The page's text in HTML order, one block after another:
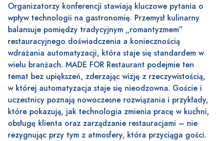
Organizatorzy konferencji stawiają kluczowe pytania o
wpływ technologii na gastronomię. Przemysł kulinarny
balansuje pomiędzy tradycyjnym „romantyzmem”
restauracyjnego doświadczenia a koniecznością
wdrażania automatyzacji, która staje się standardem w
wielu branżach. MADE FOR Restaurant podejmie ten
temat bez upiększeń, zderzając wizję z rzeczywistością,
w której automatyzacja staje się nieodzowna. Goście i
uczestnicy poznają nowoczesne rozwiązania i przykłady,
które pokazują, jak technologia zmienia pracę w kuchni,
obsługę klienta oraz zarządzanie restauracjami – nie
rezygnując przy tym z atmosfery, która przyciąga gości.